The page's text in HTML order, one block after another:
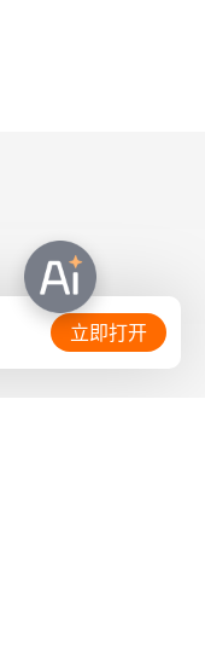
立即打开